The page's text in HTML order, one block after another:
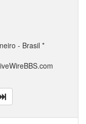
- Brasil *